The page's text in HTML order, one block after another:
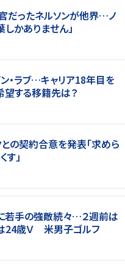
だったネルソンが他界…ノ
かありません」
・ラブ…キャリア18年目を
望する移籍先は？
の契約合意を発表「求めら
」
若手の強敵続々…２週前は
24歳Ｖ 米男子ゴルフ